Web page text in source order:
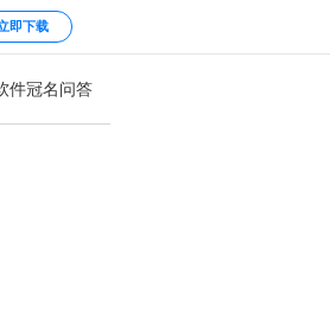
即下载
件冠名问答